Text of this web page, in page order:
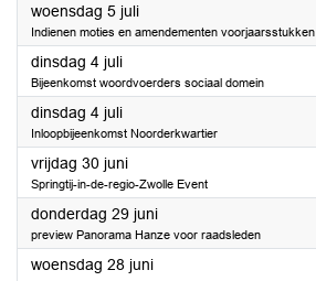
woensdag 5 juli2023
Indienen moties en amendementen voorjaarsstukken
dinsdag 4 juli2023
Bijeenkomst woordvoerders sociaal domein
dinsdag 4 juli2023
Inloopbijeenkomst Noorderkwartier
vrijdag 30 juni2023
Springtij-in-de-regio-Zwolle Event
donderdag 29 juni2023
preview Panorama Hanze voor raadsleden
woensdag 28 juni2023